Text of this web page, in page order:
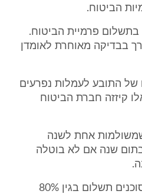
הביטוח.
בתשלום פרמיית הביטוח.
בבדיקה מאוחרת לאומדן
של התובע לעמלות נפרעים
קיזזה חברת הביטוח
אחת לשנה
שנה אם לא בוטלה
חברת הביטוח מקדימה לסוכנים תשלום בגין 80%